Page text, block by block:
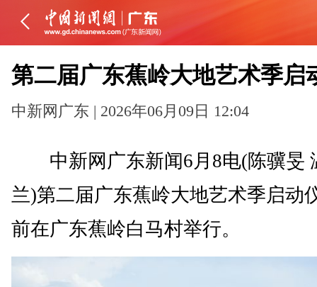
第二届广东蕉岭大地艺术季启
中新网广东 | 2026年06月09日 12:04
中新网广东新闻6月8电(陈骥旻
兰)第二届广东蕉岭大地艺术季启动
前在广东蕉岭白马村举行。